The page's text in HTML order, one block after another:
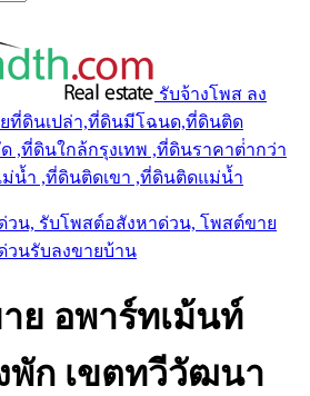
รับจ้างโพส ลง
ที่ดินเปล่า,ที่ดินมีโฉนด,ที่ดินติด
,ที่ดินใกล้กรุงเทพ ,ที่ดินราคาต่ํากว่า
น้ำ ,ที่ดินติดเขา ,ที่ดินติดแม่น้ำ
วน, รับโพสต์อสังหาด่วน, โพสต์ขาย
วนรับลงขายบ้าน
ย อพาร์ทเม้นท์
พัก เขตทวีวัฒนา